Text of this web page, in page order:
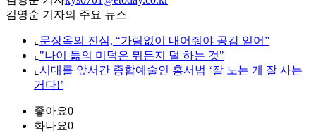
김영순 기자의 주요 뉴스
⌞ 문장옥의 진심, “가림없이 내어줘야 공감 얻어”
⌞ "나이 듦의 미덕은 뭐든지 덜 하는 것"
⌞ 시대를 앞서간 종합예술인 홍서범 ‘잘 노는 게 잘 사는
거다!’
좋아요0
화나요0